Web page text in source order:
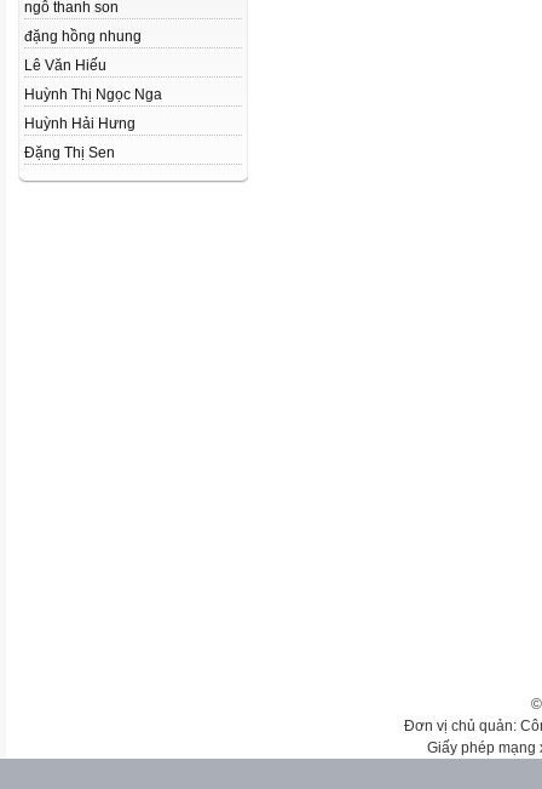
ngô thanh son
đặng hồng nhung
Lê Văn Hiếu
Huỳnh Thị Ngọc Nga
Huỳnh Hải Hưng
Đặng Thị Sen
Đơn vị chủ quản:
Giấy phép mạng